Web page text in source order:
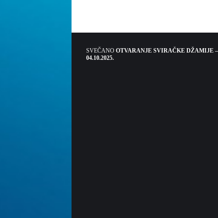
SVEČANO OTVARANJE SVIRAČKE DŽAMIJE –
04.10.2025.